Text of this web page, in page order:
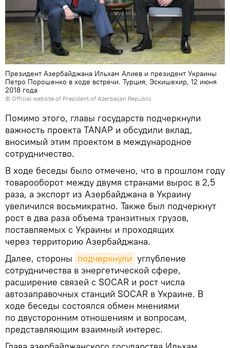
Президент Азербайджана Ильхам Алиев и президент Украины
Петро Порошенко в ходе встречи. Турция, Эскишехир, 12 июня
2018 года
© Official website of President of Azerbaijan Republic
Помимо этого, главы государств подчеркнули
важность проекта TANAP и обсудили вклад,
вносимый этим проектом в международное
сотрудничество.
В ходе беседы было отмечено, что в прошлом году
товарооборот между двумя странами вырос в 2,5
раза, а экспорт из Азербайджана в Украину
увеличился восьмикратно. Также был подчеркнут
рост в два раза объема транзитных грузов,
поставляемых с Украины и проходящих
через территорию Азербайджана.
Далее, стороны подчеркнули углубление
сотрудничества в энергетической сфере,
расширение связей с SOCAR и рост числа
автозаправочных станций SOCAR в Украине. В
ходе беседы состоялся обмен мнениями
по двусторонним отношениям и вопросам,
представляющим взаимный интерес.